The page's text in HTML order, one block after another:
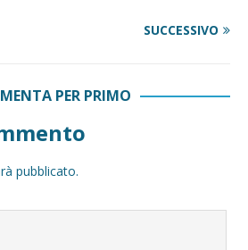
SUCCESSIVO
PER PRIMO
pubblicato.